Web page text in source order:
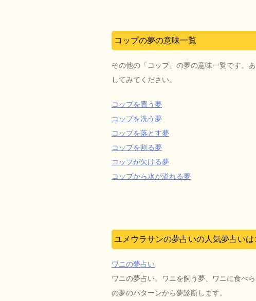
コップの夢の意味一覧
その他の「コップ」の夢の意味一覧です。
してみてください。
コップを買う夢
コップを洗う夢
コップを落とす夢
コップを割る夢
コップが欠ける夢
コップから水が溢れる夢
ユメウラサンの夢占いの人気夢占いは
ワニの夢占い
ワニの夢占い。ワニを飼う夢、ワニに食べ
の夢のパターンから夢診断します。